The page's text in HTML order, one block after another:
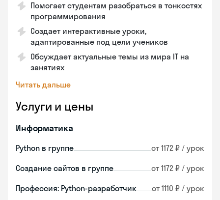
Помогает студентам разобраться в тонкостях
программирования
Создает интерактивные уроки,
адаптированные под цели учеников
Обсуждает актуальные темы из мира IT на
занятиях
Читать дальше
Услуги и цены
Информатика
Python в группе от 1172 ₽ / урок
Создание сайтов в группе от 1172 ₽ / урок
Профессия: Python-разработчик от 1110 ₽ / урок